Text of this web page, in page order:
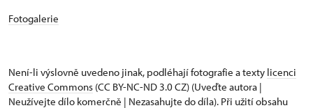
Fotogalerie
Není-li výslovně uvedeno jinak, podléhají fotografie a texty licenci
Creative Commons (CC BY-NC-ND 3.0 CZ) (Uveďte autora |
Neužívejte dílo komerčně | Nezasahujte do díla). Při užití obsahu